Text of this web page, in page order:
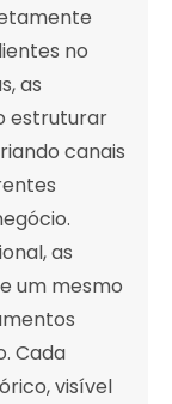
no
as
estruturar
canais
as
um mesmo
Cada
visível